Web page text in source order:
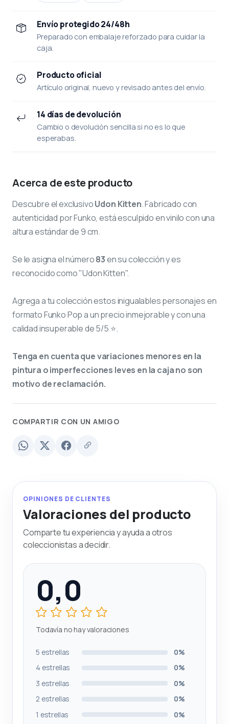
Envío protegido 24/48h
Preparado con embalaje reforzado para cuidar la
caja.
Producto oficial
Artículo original, nuevo y revisado antes del envío.
14 días de devolución
Cambio o devolución sencilla si no es lo que
esperabas.
Acerca de este producto
Descubre el exclusivoUdon Kitten. Fabricado con
autenticidad por Funko, está esculpido en vinilo con una
altura estándar de 9 cm.
Se le asigna el número83en su colección y es
reconocido como "Udon Kitten".
Agrega a tu colección estos inigualables personajes en
formato Funko Pop a un precio inmejorable y con una
calidad insuperable de 5/5 ⭐.
Tenga en cuenta que variaciones menores en la
pintura o imperfecciones leves en la caja no son
motivo de reclamación.
COMPARTIR CON UN AMIGO
OPINIONES DE CLIENTES
Valoraciones del producto
Comparte tu experiencia y ayuda a otros
coleccionistas a decidir.
0,0
Todavía no hay valoraciones
5 estrellas
0%
4 estrellas
0%
3 estrellas
0%
2 estrellas
0%
1 estrellas
0%